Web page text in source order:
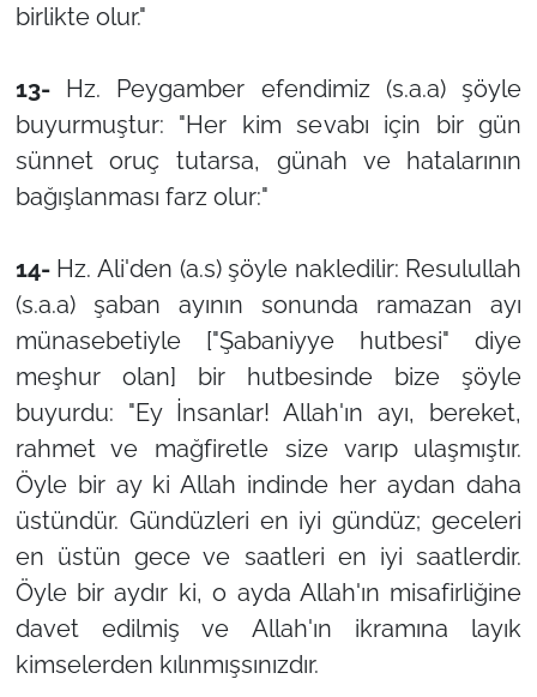
birlikte olur."
13- Hz. Peygamber efendimiz (s.a.a) şöyle
buyurmuştur: "Her kim sevabı için bir gün
sünnet oruç tutarsa, günah ve hatalarının
bağışlanması farz olur:"
14- Hz. Ali'den (a.s) şöyle nakledilir: Resulullah
(s.a.a) şaban ayının sonunda ramazan ayı
münasebetiyle ["Şabaniyye hutbesi" diye
meşhur olan] bir hutbesinde bize şöyle
buyurdu: "Ey İnsanlar! Allah'ın ayı, bereket,
rahmet ve mağfiretle size varıp ulaşmıştır.
Öyle bir ay ki Allah indinde her aydan daha
üstündür. Gündüzleri en iyi gündüz; geceleri
en üstün gece ve saatleri en iyi saatlerdir.
Öyle bir aydır ki, o ayda Allah'ın misafirliğine
davet edilmiş ve Allah'ın ikramına layık
kimselerden kılınmışsınızdır.